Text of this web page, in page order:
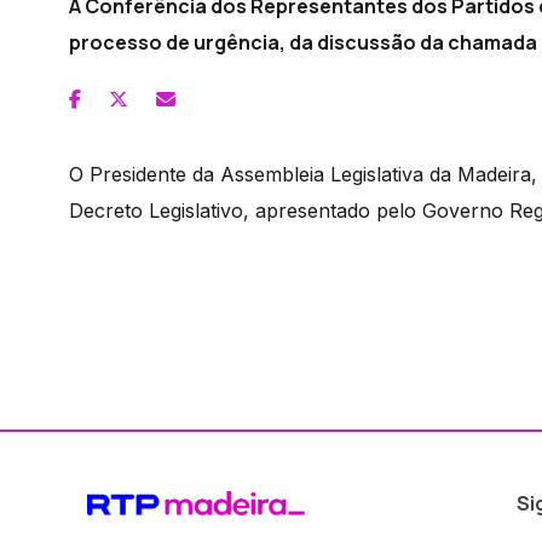
A Conferência dos Representantes dos
processo de urgência, da discussão da chamada
O Presidente da Assembleia Legislativa da
Decreto Legislativo, apresentado pelo Governo